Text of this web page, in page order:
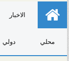
الاخبار
محلي دولي